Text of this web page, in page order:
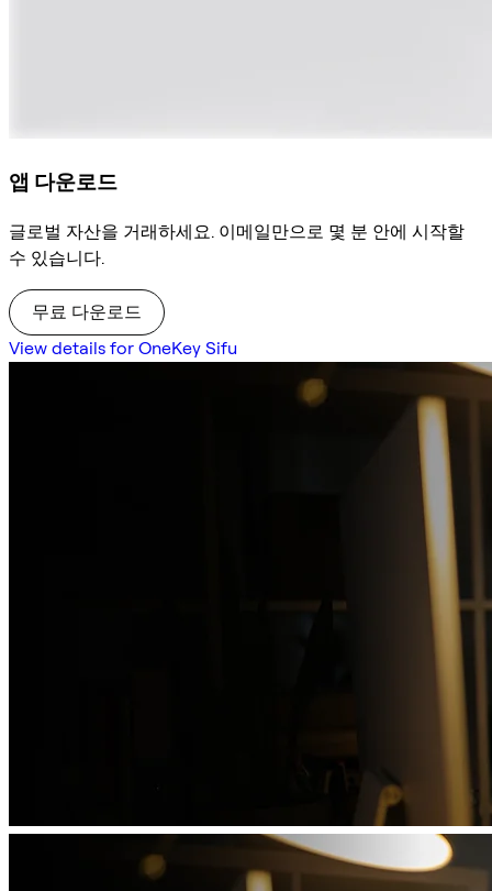
앱 다운로드
글로벌 자산을 거래하세요. 이메일만으로 몇 분 안에 시작할
수 있습니다.
무료 다운로드
View details for OneKey Sifu